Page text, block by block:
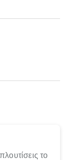
το